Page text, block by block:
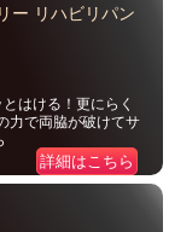
ー リハビリパン
はける！更にらく
力で両脇が破けてサ
詳細はこちら